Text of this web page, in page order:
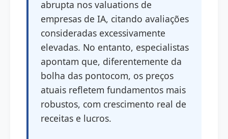
abrupta nos valuations de
empresas de IA, citando avaliações
consideradas excessivamente
elevadas. No entanto, especialistas
apontam que, diferentemente da
bolha das pontocom, os preços
atuais refletem fundamentos mais
robustos, com crescimento real de
receitas e lucros.